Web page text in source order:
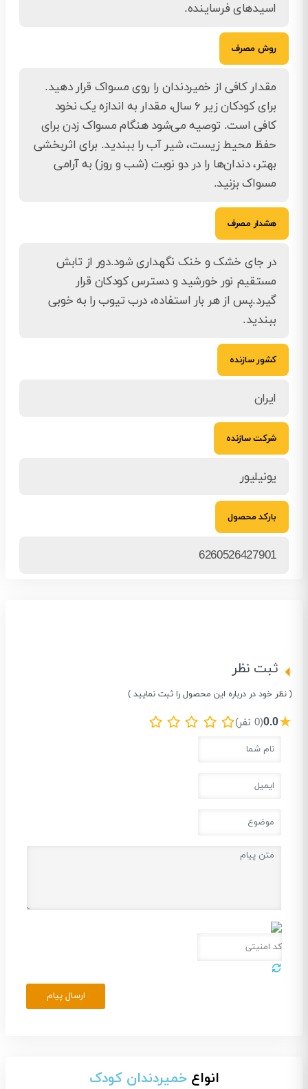
اسیدهای فرساینده.
روش مصرف
مقدار کافی از خمیردندان را روی مسواک قرار دهید.
برای کودکان زیر ۶ سال، مقدار به اندازه یک نخود
کافی است. توصیه می‌شود هنگام مسواک زدن برای
حفظ محیط زیست، شیر آب را ببندید. برای اثربخشی
بهتر، دندان‌ها را در دو نوبت (شب و روز) به آرامی
مسواک بزنید.
هشدار مصرف
در جای خشک و خنک نگهداری شود.دور از تابش
مستقیم نور خورشید و دسترس کودکان قرار
گیرد.پس از هر بار استفاده، درب تیوب را به خوبی
ببندید.
کشور سازنده
ایران
شرکت سازنده
یونیلیور
بارکد محصول
6260526427901
ثبت نظر
( نظر خود در درباره این محصول را ثبت نمایید )
★
0.0(0 نفر)
ارسال پیام
انواعخمیردندان کودک